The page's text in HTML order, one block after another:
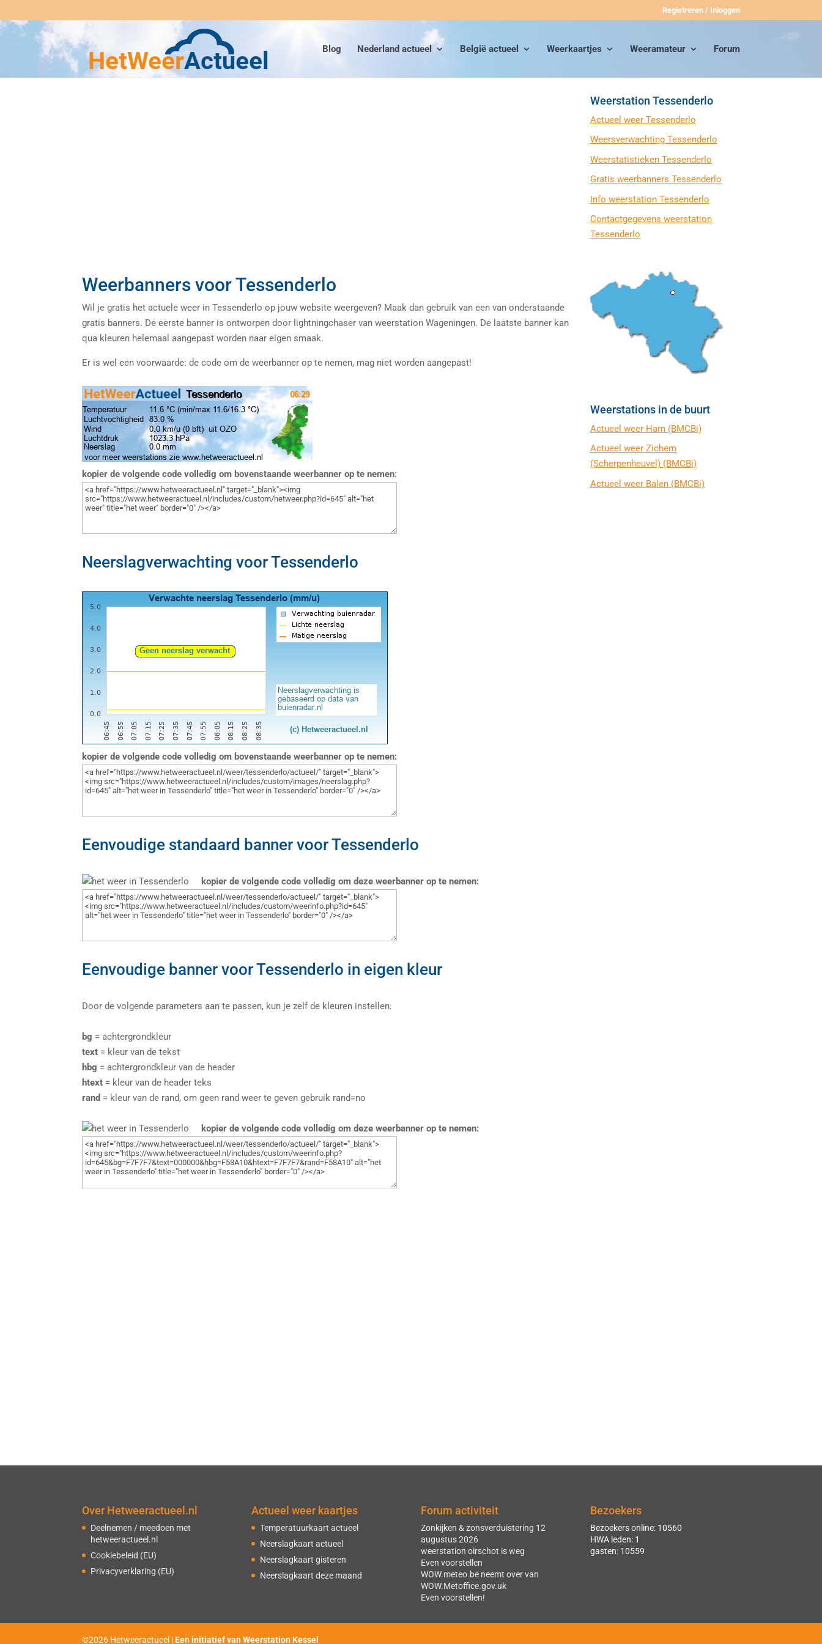
Registreren / Inloggen
Blog Nederland actueel België actueel Weerkaartjes Weeramateur Forum
Weerbanners voor Tessenderlo
Wil je gratis het actuele weer in Tessenderlo op jouw website weergeven? Maak dan gebruik van een van onderstaande
gratis banners. De eerste banner is ontworpen door lightningchaser van weerstation Wageningen. De laatste banner kan
qua kleuren helemaal aangepast worden naar eigen smaak.
Er is wel een voorwaarde: de code om de weerbanner op te nemen, mag niet worden aangepast!
kopier de volgende code volledig om bovenstaande weerbanner op te nemen:
Neerslagverwachting voor Tessenderlo
kopier de volgende code volledig om bovenstaande weerbanner op te nemen:
Eenvoudige standaard banner voor Tessenderlo
kopier de volgende code volledig om deze weerbanner op te nemen:
Eenvoudige banner voor Tessenderlo in eigen kleur
Door de volgende parameters aan te passen, kun je zelf de kleuren instellen:
bg = achtergrondkleur
text = kleur van de tekst
hbg = achtergrondkleur van de header
htext = kleur van de header teks
rand = kleur van de rand, om geen rand weer te geven gebruik rand=no
kopier de volgende code volledig om deze weerbanner op te nemen:
Weerstation Tessenderlo
Actueel weer Tessenderlo
Weersverwachting Tessenderlo
Weerstatistieken Tessenderlo
Gratis weerbanners Tessenderlo
Info weerstation Tessenderlo
Contactgegevens weerstation
Tessenderlo
Weerstations in de buurt
Actueel weer Ham (BMCBi)
Actueel weer Zichem
(Scherpenheuvel) (BMCBi)
Actueel weer Balen (BMCBi)
Over Hetweeractueel.nl
Deelnemen / meedoen met
hetweeractueel.nl
Cookiebeleid (EU)
Privacyverklaring (EU)
Actueel weer kaartjes
Temperatuurkaart actueel
Neerslagkaart actueel
Neerslagkaart gisteren
Neerslagkaart deze maand
Forum activiteit
Zonkijken & zonsverduistering 12
augustus 2026
weerstation oirschot is weg
Even voorstellen
WOW.meteo.be neemt over van
WOW.Metoffice.gov.uk
Even voorstellen!
Bezoekers
Bezoekers online: 10560
HWA leden: 1
gasten: 10559
©2026 Hetweeractueel |Een initiatief van Weerstation Kessel